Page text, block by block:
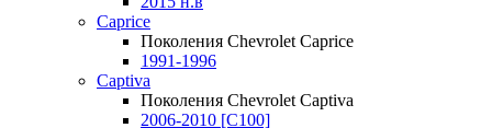
Caprice
Поколения Chevrolet Caprice
1991-1996
Captiva
Поколения Chevrolet Captiva
2006-2010 [C100]